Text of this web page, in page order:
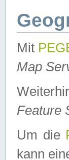
Mit
Map
Feature
Um die
kann